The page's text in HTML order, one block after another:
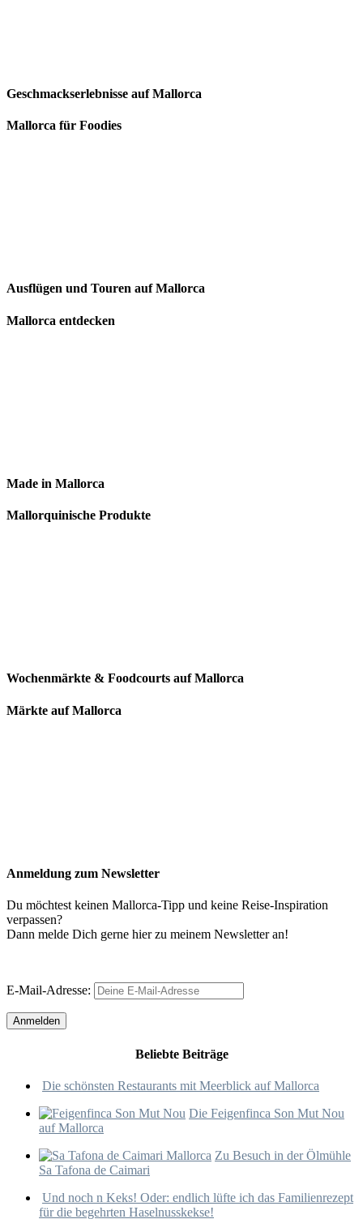
Geschmackserlebnisse auf Mallorca
Mallorca für Foodies
Ausflügen und Touren auf Mallorca
Mallorca entdecken
Made in Mallorca
Mallorquinische Produkte
Wochenmärkte & Foodcourts auf Mallorca
Märkte auf Mallorca
Anmeldung zum Newsletter
Du möchtest keinen Mallorca-Tipp und keine Reise-Inspiration
verpassen?
Dann melde Dich gerne hier zu meinem Newsletter an!
E-Mail-Adresse:
Beliebte Beiträge
Die schönsten Restaurants mit Meerblick auf Mallorca
Die Feigenfinca Son Mut Nou
auf Mallorca
Zu Besuch in der Ölmühle
Sa Tafona de Caimari
Und noch n Keks! Oder: endlich lüfte ich das Familienrezept
für die begehrten Haselnusskekse!